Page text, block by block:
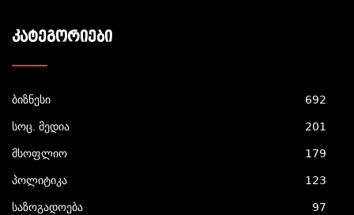
ᲙᲐᲢᲔᲒᲝᲠᲘᲔᲑᲘ
ბიზნესი 692
სოც. მედია 201
მსოფლიო 179
პოლიტიკა 123
საზოგადოება 97